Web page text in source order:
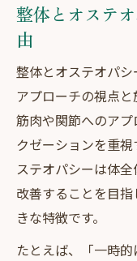
整体とオステ
由
整体とオステオパシ
アプローチの視点
筋肉や関節へのア
クゼーションを重
ステオパシーは体
改善することを目
きな特徴です。
たとえば、「一時